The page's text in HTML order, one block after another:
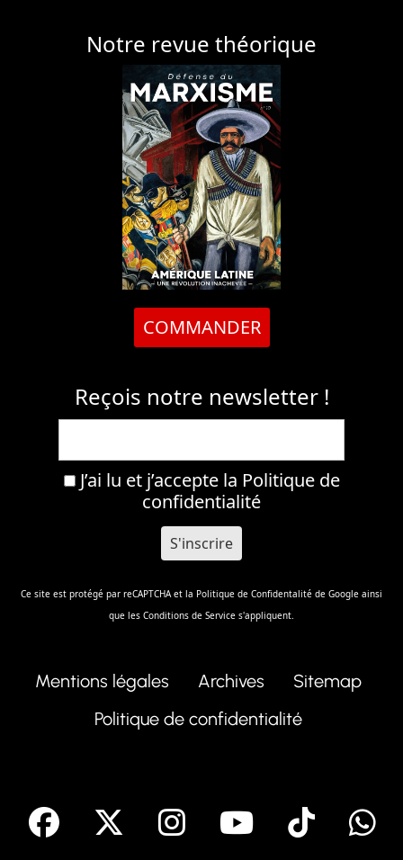
Notre revue théorique
COMMANDER
Reçois notre newsletter !
J’ai lu et j’accepte la Politique de
confidentialité
Ce site est protégé par reCAPTCHA et la Politique de Confidentalité de Google ainsi
que les Conditions de Service s'appliquent.
Mentions légales Archives
Sitemap
Politique de confidentialité
facebook Instagram
Youtube
Tik